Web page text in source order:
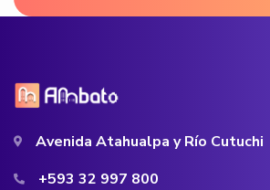
Avenida Atahualpa y Río Cutuchi
+593 32 997 800